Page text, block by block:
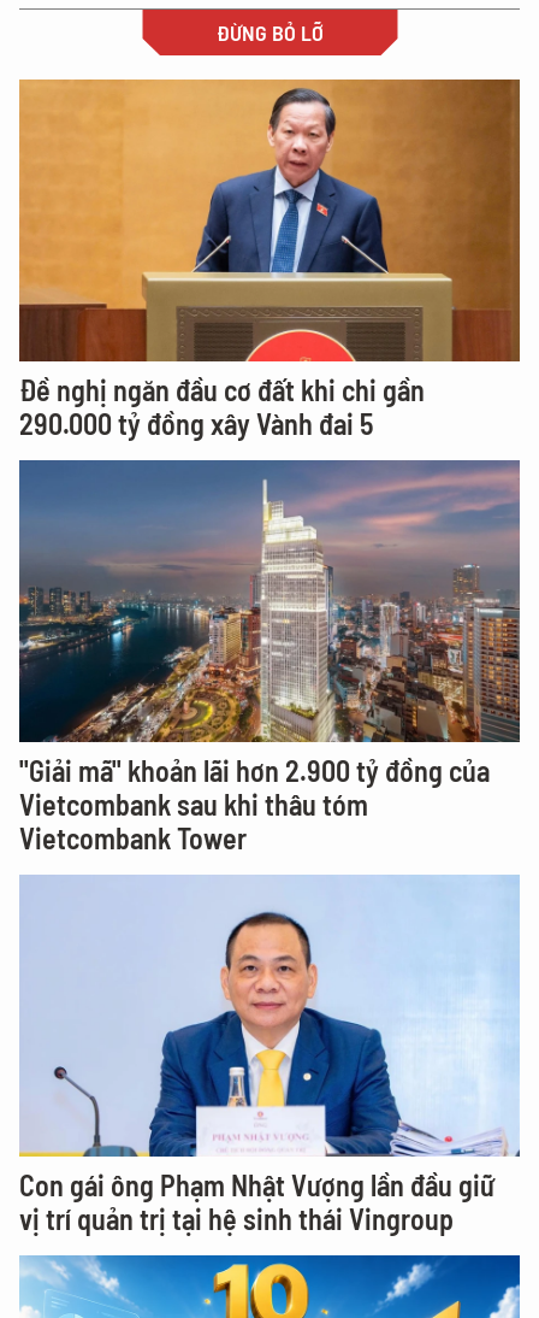
ĐỪNG BỎ LỠ
Đề nghị ngăn đầu cơ đất khi chi gần
290.000 tỷ đồng xây Vành đai 5
"Giải mã" khoản lãi hơn 2.900 tỷ đồng của
Vietcombank sau khi thâu tóm
Vietcombank Tower
Con gái ông Phạm Nhật Vượng lần đầu giữ
vị trí quản trị tại hệ sinh thái Vingroup